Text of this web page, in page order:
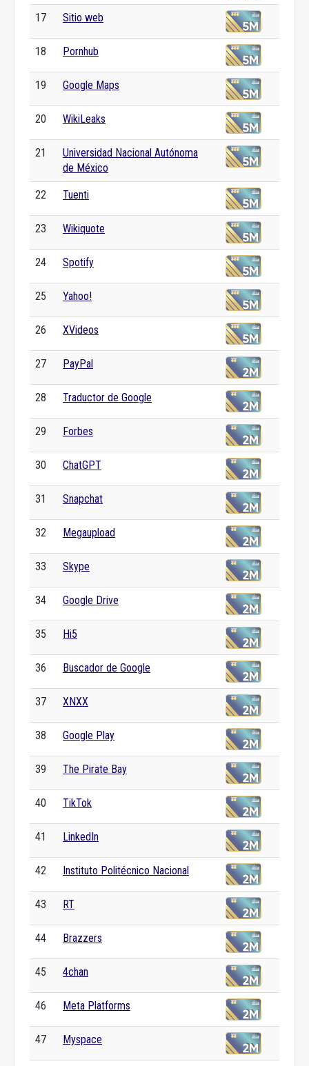
17 Sitio web
18 Pornhub
19 Google Maps
20 WikiLeaks
21
Universidad Nacional Autónoma
de México
22 Tuenti
23 Wikiquote
24 Spotify
25 Yahoo!
26 XVideos
27 PayPal
28 Traductor de Google
29 Forbes
30 ChatGPT
31 Snapchat
32 Megaupload
33 Skype
34 Google Drive
35 Hi5
36 Buscador de Google
37 XNXX
38 Google Play
39 The Pirate Bay
40 TikTok
41 LinkedIn
42 Instituto Politécnico Nacional
43 RT
44 Brazzers
45 4chan
46 Meta Platforms
47 Myspace